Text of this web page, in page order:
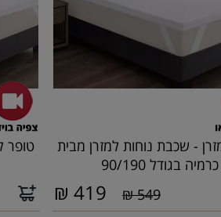
- שכבת נוחות למזרן מבית
כרמיה בגודל 90/190
549 ₪
419
₪
טופר